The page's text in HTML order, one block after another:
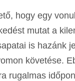
hogy egy
mutat a
is hazánk
követése.
rugalmas